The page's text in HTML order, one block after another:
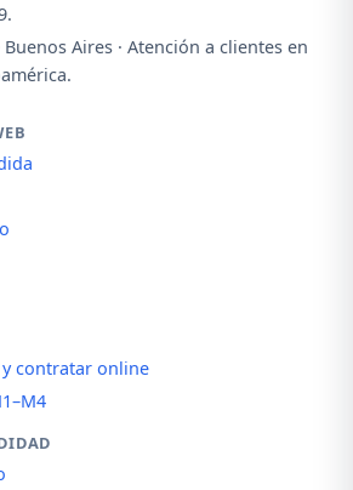
Aires · Atención a clientes en
contratar online